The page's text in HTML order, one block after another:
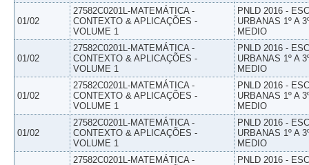
01/02
27582C0201L-MATEMÁTICA -
CONTEXTO & APLICAÇÕES -
VOLUME 1
PNLD 2016 -
URBANAS 1º A
MEDIO
01/02
27582C0201L-MATEMÁTICA -
CONTEXTO & APLICAÇÕES -
VOLUME 1
PNLD 2016 -
URBANAS 1º A
MEDIO
01/02
27582C0201L-MATEMÁTICA -
CONTEXTO & APLICAÇÕES -
VOLUME 1
PNLD 2016 -
URBANAS 1º A
MEDIO
01/02
27582C0201L-MATEMÁTICA -
CONTEXTO & APLICAÇÕES -
VOLUME 1
PNLD 2016 -
URBANAS 1º A
MEDIO
27582C0201L-MATEMÁTICA -
PNLD 2016 -